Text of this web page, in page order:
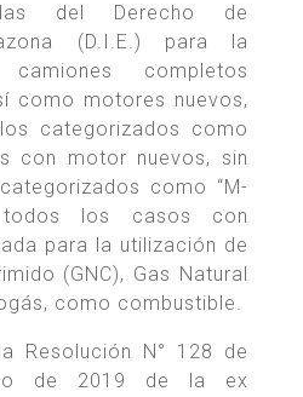
del Derecho de
(D.I.E.) para la
completos
como motores nuevos,
categorizados como
con motor nuevos, sin
como “M-
todos los casos con
para la utilización de
(GNC), Gas Natural
como combustible.
Resolución N° 128 de
de 2019 de la ex